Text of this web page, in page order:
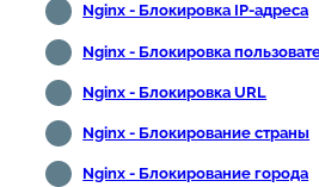
Nginx - Блокировка IP-адреса
Nginx - Блокировка
Nginx - Блокировка URL
Nginx - Блокирование страны
Nginx - Блокирование города